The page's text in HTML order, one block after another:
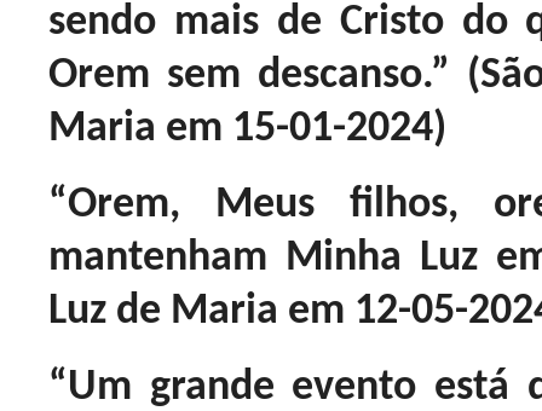
sendo mais de Cristo do
Orem sem descanso.”
Maria em 15-01-2024)
“Orem, Meus filhos,
mantenham Minha Luz
Luz de Maria em 12-05-
“Um grande evento está